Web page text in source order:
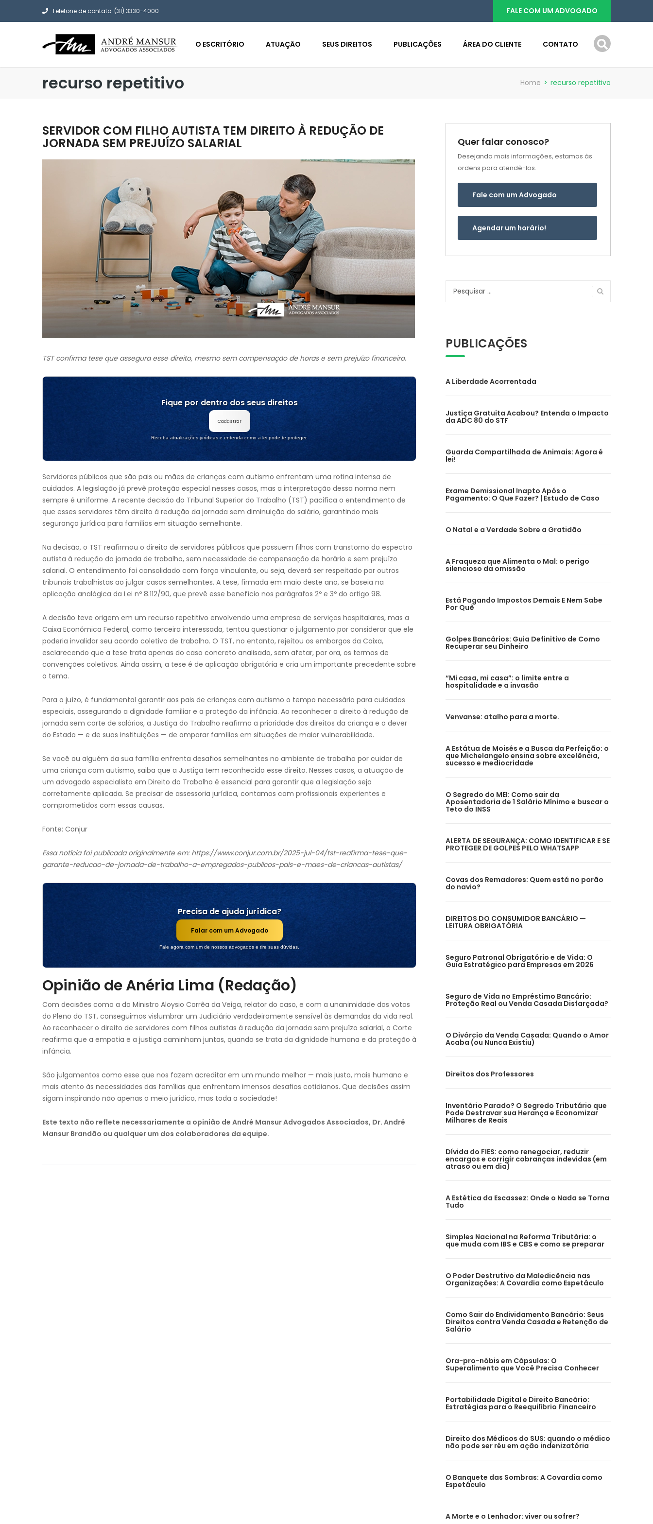
Telefone de contato: (31) 3330-4000 FALE COM UM ADVOGADO
O ESCRITÓRIO ATUAÇÃO SEUS DIREITOS PUBLICAÇÕES ÁREA DO CLIENTE CONTATO
recurso repetitivo Home > recurso repetitivo
SERVIDOR COM FILHO AUTISTA TEM DIREITO À REDUÇÃO DE
JORNADA SEM PREJUÍZO SALARIAL
TST confirma tese que assegura esse direito, mesmo sem compensação de horas e sem prejuízo financeiro.
Fique por dentro dos seus direitos
Cadastrar
Receba atualizações jurídicas e entenda como a lei pode te proteger.
Servidores públicos que são pais ou mães de crianças com autismo enfrentam uma rotina intensa de
cuidados. A legislação já prevê proteção especial nesses casos, mas a interpretação dessa norma nem
sempre é uniforme. A recente decisão do Tribunal Superior do Trabalho (TST) pacifica o entendimento de
que esses servidores têm direito à redução da jornada sem diminuição do salário, garantindo mais
segurança jurídica para famílias em situação semelhante.
Na decisão, o TST reafirmou o direito de servidores públicos que possuem filhos com transtorno do espectro
autista à redução da jornada de trabalho, sem necessidade de compensação de horário e sem prejuízo
salarial. O entendimento foi consolidado com força vinculante, ou seja, deverá ser respeitado por outros
tribunais trabalhistas ao julgar casos semelhantes. A tese, firmada em maio deste ano, se baseia na
aplicação analógica da Lei nº 8.112/90, que prevê esse benefício nos parágrafos 2º e 3º do artigo 98.
A decisão teve origem em um recurso repetitivo envolvendo uma empresa de serviços hospitalares, mas a
Caixa Econômica Federal, como terceira interessada, tentou questionar o julgamento por considerar que ele
poderia invalidar seu acordo coletivo de trabalho. O TST, no entanto, rejeitou os embargos da Caixa,
esclarecendo que a tese trata apenas do caso concreto analisado, sem afetar, por ora, os termos de
convenções coletivas. Ainda assim, a tese é de aplicação obrigatória e cria um importante precedente sobre
o tema.
Para o juízo, é fundamental garantir aos pais de crianças com autismo o tempo necessário para cuidados
especiais, assegurando a dignidade familiar e a proteção da infância. Ao reconhecer o direito à redução de
jornada sem corte de salários, a Justiça do Trabalho reafirma a prioridade dos direitos da criança e o dever
do Estado — e de suas instituições — de amparar famílias em situações de maior vulnerabilidade.
Se você ou alguém da sua família enfrenta desafios semelhantes no ambiente de trabalho por cuidar de
uma criança com autismo, saiba que a Justiça tem reconhecido esse direito. Nesses casos, a atuação de
um advogado especialista em Direito do Trabalho é essencial para garantir que a legislação seja
corretamente aplicada. Se precisar de assessoria jurídica, contamos com profissionais experientes e
comprometidos com essas causas.
Fonte: Conjur
Essa notícia foi publicada originalmente em: https://www.conjur.com.br/2025-jul-04/tst-reafirma-tese-que-
garante-reducao-de-jornada-de-trabalho-a-empregados-publicos-pais-e-maes-de-criancas-autistas/
Precisa de ajuda jurídica?
Falar com um Advogado
Fale agora com um de nossos advogados e tire suas dúvidas.
Opinião de Anéria Lima (Redação)
Com decisões como a do Ministro Aloysio Corrêa da Veiga, relator do caso, e com a unanimidade dos votos
do Pleno do TST, conseguimos vislumbrar um Judiciário verdadeiramente sensível às demandas da vida real.
Ao reconhecer o direito de servidores com filhos autistas à redução da jornada sem prejuízo salarial, a Corte
reafirma que a empatia e a justiça caminham juntas, quando se trata da dignidade humana e da proteção à
infância.
São julgamentos como esse que nos fazem acreditar em um mundo melhor — mais justo, mais humano e
mais atento às necessidades das famílias que enfrentam imensos desafios cotidianos. Que decisões assim
sigam inspirando não apenas o meio jurídico, mas toda a sociedade!
Este texto não reflete necessariamente a opinião de André Mansur Advogados Associados, Dr. André
Mansur Brandão ou qualquer um dos colaboradores da equipe.
Quer falar conosco?
Desejando mais informações, estamos às
ordens para atendê-los.
Fale com um Advogado
Agendar um horário!
Pesquisar
PUBLICAÇÕES
A Liberdade Acorrentada
Justiça Gratuita Acabou? Entenda o Impacto
da ADC 80 do STF
Guarda Compartilhada de Animais: Agora é
lei!
Exame Demissional Inapto Após o
Pagamento: O Que Fazer? | Estudo de Caso
O Natal e a Verdade Sobre a Gratidão
A Fraqueza que Alimenta o Mal: o perigo
silencioso da omissão
Está Pagando Impostos Demais E Nem Sabe
Por Quê
Golpes Bancários: Guia Definitivo de Como
Recuperar seu Dinheiro
“Mi casa, mi casa”: o limite entre a
hospitalidade e a invasão
Venvanse: atalho para a morte.
A Estátua de Moisés e a Busca da Perfeição: o
que Michelangelo ensina sobre excelência,
sucesso e mediocridade
O Segredo do MEI: Como sair da
Aposentadoria de 1 Salário Mínimo e buscar o
Teto do INSS
ALERTA DE SEGURANÇA: COMO IDENTIFICAR E SE
PROTEGER DE GOLPES PELO WHATSAPP
Covas dos Remadores: Quem está no porão
do navio?
DIREITOS DO CONSUMIDOR BANCÁRIO —
LEITURA OBRIGATÓRIA
Seguro Patronal Obrigatório e de Vida: O
Guia Estratégico para Empresas em 2026
Seguro de Vida no Empréstimo Bancário:
Proteção Real ou Venda Casada Disfarçada?
O Divórcio da Venda Casada: Quando o Amor
Acaba (ou Nunca Existiu)
Direitos dos Professores
Inventário Parado? O Segredo Tributário que
Pode Destravar sua Herança e Economizar
Milhares de Reais
Dívida do FIES: como renegociar, reduzir
encargos e corrigir cobranças indevidas (em
atraso ou em dia)
A Estética da Escassez: Onde o Nada se Torna
Tudo
Simples Nacional na Reforma Tributária: o
que muda com IBS e CBS e como se preparar
O Poder Destrutivo da Maledicência nas
Organizações: A Covardia como Espetáculo
Como Sair do Endividamento Bancário: Seus
Direitos contra Venda Casada e Retenção de
Salário
Ora-pro-nóbis em Cápsulas: O
Superalimento que Você Precisa Conhecer
Portabilidade Digital e Direito Bancário:
Estratégias para o Reequilíbrio Financeiro
Direito dos Médicos do SUS: quando o médico
não pode ser réu em ação indenizatória
O Banquete das Sombras: A Covardia como
Espetáculo
A Morte e o Lenhador: viver ou sofrer?